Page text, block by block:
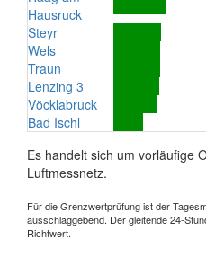
Hausruck
Steyr
Wels
Traun
Lenzing 3
Vöcklabruck
Bad Ischl
Es handelt sich um vorläufige
Luftmessnetz.
Für die Grenzwertprüfung ist der
ausschlaggebend. Der gleitende 24-
Richtwert.